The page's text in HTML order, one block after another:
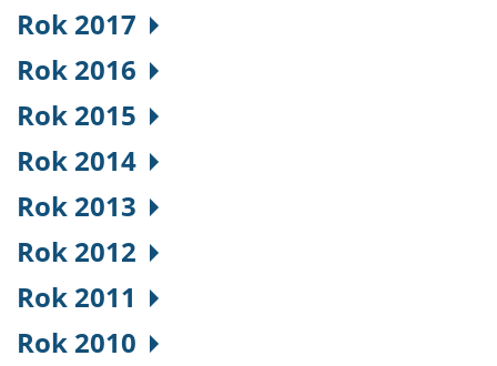
Rok 2017
Rok 2016
Rok 2015
Rok 2014
Rok 2013
Rok 2012
Rok 2011
Rok 2010